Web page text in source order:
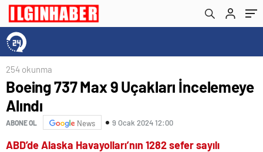
254 okunma
Boeing 737 Max 9 Uçakları İncelemeye
Alındı
ABONE OL News 9 Ocak 2024 12:00
ABD’de Alaska Havayolları’nın 1282 sefer sayılı